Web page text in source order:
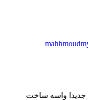
جدیدا واسه ساخت